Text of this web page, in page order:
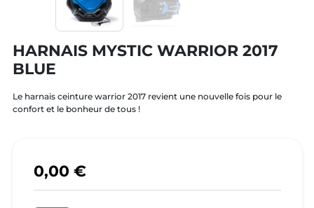
HARNAIS MYSTIC WARRIOR 2017
BLUE
Le harnais ceinture warrior 2017 revient une nouvelle fois pour le
confort et le bonheur de tous !
0,00 €